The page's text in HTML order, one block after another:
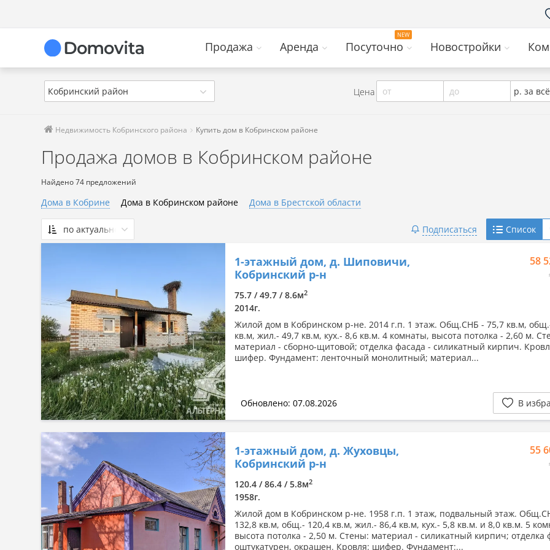
Продажа Аренда Посуточно Новостройки
Кобринский район Цена от до р. за всё
Недвижимость Кобринского района Купить дом в Кобринском районе
Продажа домов в Кобринском районе
Найдено 74 предложений
Дома в Кобрине Дома в Кобринском районе Дома в Брестской области
по актуальности
По актуальности
По комнатности: большая →
малая
По комнатности: малая →
большая
По площади: большая → малая
По площади: малая → большая
Подписаться Список
1-этажный дом, д. Шиповичи,
Кобринский р-н
58
75.7 / 49.7 / 8.6м2
2014г.
Жилой дом в Кобринском р-не. 2014 г.п. 1 этаж. Общ.СНБ - 75,7 кв.м,
кв.м, жил.- 49,7 кв.м, кух.- 8,6 кв.м. 4 комнаты, высота потолка - 2,60 м.
материал - сборно-щитовой; отделка фасада - силикатный кирпич.
шифер. Фундамент: ленточный монолитный; материал...
Обновлено: 07.08.2026 В
1-этажный дом, д. Жуховцы,
Кобринский р-н
55
120.4 / 86.4 / 5.8м2
1958г.
Жилой дом в Кобринском р-не. 1958 г.п. 1 этаж, подвальный этаж.
132,8 кв.м, общ.- 120,4 кв.м, жил.- 86,4 кв.м, кух.- 5,8 кв.м. и 8,0 кв.м. 5
высота потолка - 2,50 м. Стены: материал - силикатный кирпич; отделка
оштукатурен, окрашен. Кровля: шифер. Фундамент:...